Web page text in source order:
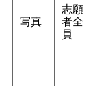
写真
志願
者全
員